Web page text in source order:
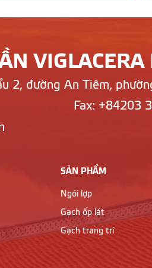
VIGLACERA
2, đường An Tiêm,
Fax: +84203
SẢN PHẨM
Ngói lợp
Gạch ốp lát
Gạch trang trí